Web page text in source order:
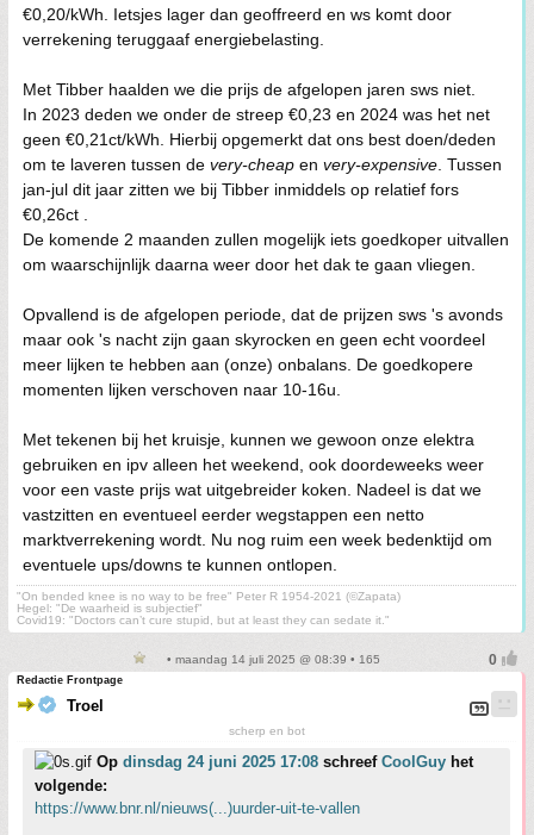
€0,20/kWh. Ietsjes lager dan geoffreerd en ws komt door
verrekening teruggaaf energiebelasting.
Met Tibber haalden we die prijs de afgelopen jaren sws niet.
In 2023 deden we onder de streep €0,23 en 2024 was het net
geen €0,21ct/kWh. Hierbij opgemerkt dat ons best doen/deden
om te laveren tussen de very-cheap en very-expensive . Tussen
jan-jul dit jaar zitten we bij Tibber inmiddels op relatief fors
€0,26ct .
De komende 2 maanden zullen mogelijk iets goedkoper uitvallen
om waarschijnlijk daarna weer door het dak te gaan vliegen.
Opvallend is de afgelopen periode, dat de prijzen sws 's avonds
maar ook 's nacht zijn gaan skyrocken en geen echt voordeel
meer lijken te hebben aan (onze) onbalans. De goedkopere
momenten lijken verschoven naar 10-16u.
Met tekenen bij het kruisje, kunnen we gewoon onze elektra
gebruiken en ipv alleen het weekend, ook doordeweeks weer
voor een vaste prijs wat uitgebreider koken. Nadeel is dat we
vastzitten en eventueel eerder wegstappen een netto
marktverrekening wordt. Nu nog ruim een week bedenktijd om
eventuele ups/downs te kunnen ontlopen.
"On bended knee is no way to be free" Peter R 1954-2021 (©Zapata)
Hegel: "De waarheid is subjectief"
Covid19: "Doctors can’t cure stupid, but at least they can sedate it."
• maandag 14 juli 2025 @ 08:39 • 165
Redactie Frontpage
Troel
scherp en bot
Op dinsdag 24 juni 2025 17:08 schreef CoolGuy het
volgende:
https://www.bnr.nl/nieuws(...)uurder-uit-te-vallen